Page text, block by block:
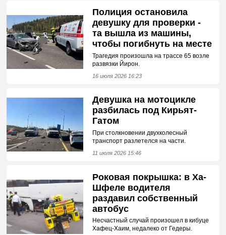
Полиция остановила
девушку для проверки -
та вышла из машины,
чтобы погибнуть на месте
Трагедия произошла на трассе 65 возле
развязки Йирон.
16 июля 2026 16:23
Девушка на мотоцикле
разбилась под Кирьят-
Гатом
При столкновении двухколесный
транспорт разлетелся на части.
11 июля 2026 15:46
Роковая покрышка: в Ха-
Шфеле водителя
раздавил собственный
автобус
Несчастный случай произошел в кибуце
Хафец-Хаим, недалеко от Гедеры.